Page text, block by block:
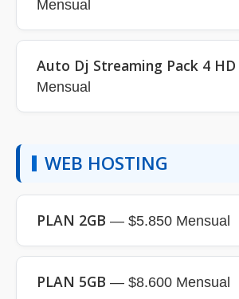
Mensual
Auto Dj Streaming Pack 4 HD
Mensual
WEB HOSTING
PLAN 2GB — $5.850 Mensual
PLAN 5GB — $8.600 Mensual